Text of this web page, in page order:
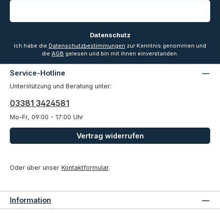
Datenschutz
Ich habe die Datenschutzbestimmungen zur Kenntnis genommen und
die AGB gelesen und bin mit ihnen einverstanden.
Service-Hotline
Unterstützung und Beratung unter:
03381 3424581
Mo-Fr, 09:00 - 17:00 Uhr
Vertrag widerrufen
Oder über unser Kontaktformular.
Information